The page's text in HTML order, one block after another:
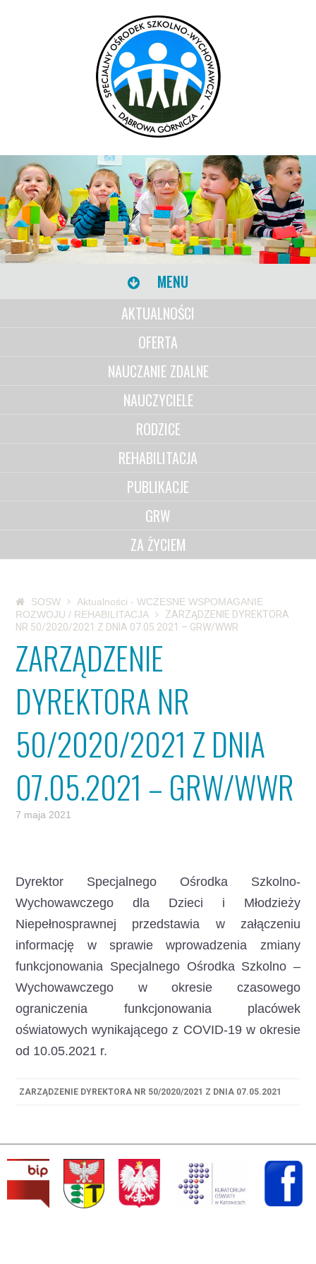
MENU
AKTUALNOŚCI
OFERTA
NAUCZANIE ZDALNE
NAUCZYCIELE
RODZICE
REHABILITACJA
PUBLIKACJE
GRW
ZA ŻYCIEM
SOSW
Aktualności - WCZESNE WSPOMAGANIE
ROZWOJU / REHABILITACJA
ZARZĄDZENIE DYREKTORA
NR 50/2020/2021 Z DNIA 07.05.2021 – GRW/WWR
ZARZĄDZENIE
DYREKTORA NR
50/2020/2021 Z DNIA
07.05.2021 – GRW/WWR
7 maja 2021
Dyrektor Specjalnego Ośrodka Szkolno-
Wychowawczego dla Dzieci i Młodzieży
Niepełnosprawnej przedstawia w załączeniu
informację w sprawie wprowadzenia zmiany
funkcjonowania Specjalnego Ośrodka Szkolno –
Wychowawczego w okresie czasowego
ograniczenia funkcjonowania placówek
oświatowych wynikającego z COVID-19 w okresie
od 10.05.2021 r.
ZARZĄDZENIE DYREKTORA NR 50/2020/2021 Z DNIA 07.05.2021